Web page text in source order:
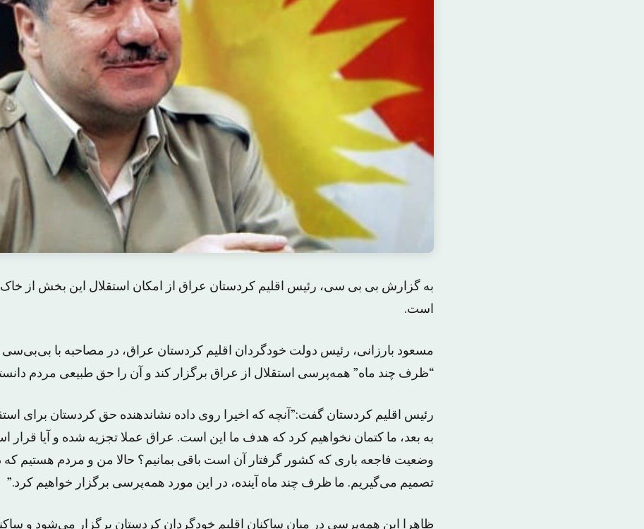
به گزارش بی بی سی، رئیس اقلیم کردستان عراق از امکان استقلال این بخش از
است.
مسعود بارزانی، رئیس دولت خودگردان اقلیم کردستان عراق، در مصاحبه با بی‌بی‌سی
“ظرف چند ماه” همه‌پرسی استقلال از عراق برگزار کند و آن را حق طبیعی مردم
رئیس اقلیم کردستان گفت:”آنچه که اخیرا روی داده نشاندهنده حق کردستان برای
به بعد، ما کتمان نخواهیم کرد که هدف ما این است. عراق عملا تجزیه شده و آیا قرار
وضعیت فاجعه باری که کشور گرفتار آن است باقی بمانیم؟ حالا من و مردم هستیم که
تصمیم می‌گیریم. ما ظرف چند ماه آینده، در این مورد همه‌پرسی برگزار خواهیم کرد.”
ظاهرا این همه‌پرسی در میان ساکنان اقلیم خودگردان کردستان برگزار می‌شود و